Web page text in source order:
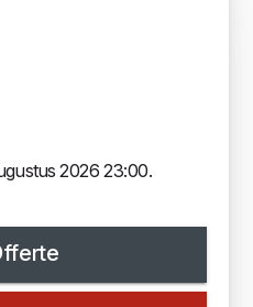
2026 23:00.